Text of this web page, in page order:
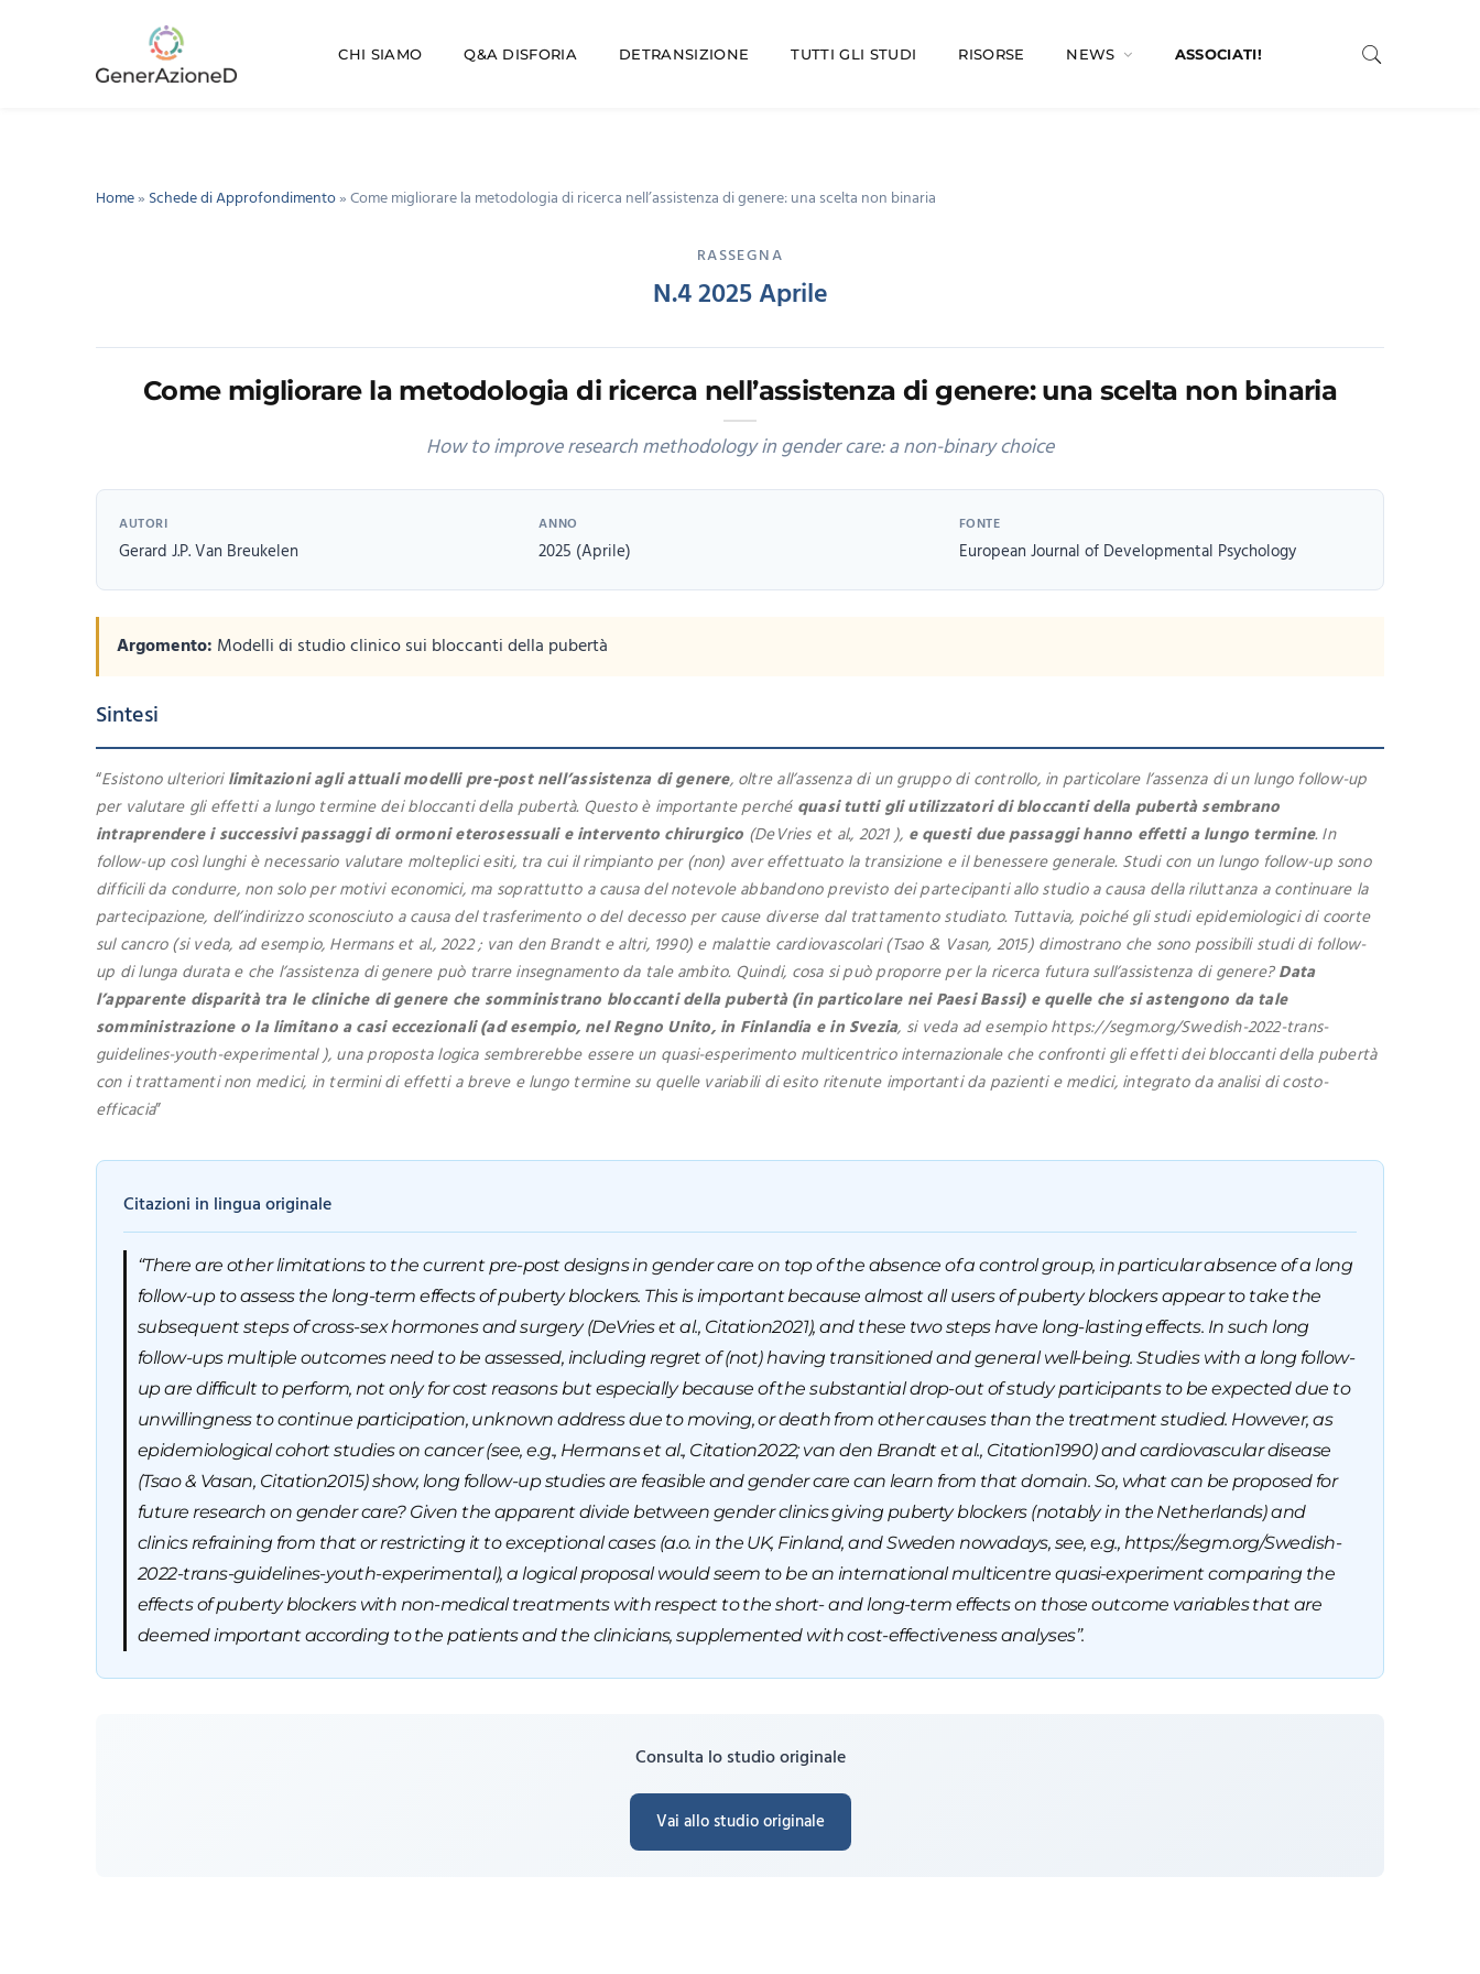
CHI SIAMO Q&A DISFORIA DETRANSIZIONE TUTTI GLI STUDI RISORSE NEWS ASSOCIATI!
Home» Schede di Approfondimento»Come migliorare la metodologia di ricerca nell’assistenza di genere: una scelta non binaria
RASSEGNA
N.4 2025 Aprile
Come migliorare la metodologia di ricerca nell’assistenza di genere: una scelta non binaria
How to improve research methodology in gender care: a non-binary choice
AUTORI
Gerard J.P. Van Breukelen
ANNO
2025 (Aprile)
FONTE
European Journal of Developmental Psychology
Argomento: Modelli di studio clinico sui bloccanti della pubertà
Sintesi
“Esistono ulteriorilimitazioni agli attuali modelli pre-post nell’assistenza di genere, oltre all’assenza di un gruppo di controllo, in particolare l’assenza di un lungo follow-up
per valutare gli effetti a lungo termine dei bloccanti della pubertà. Questo è importante perché quasi tutti gli utilizzatori di bloccanti della pubertà sembrano
intraprendere i successivi passaggi di ormoni eterosessuali e intervento chirurgico (DeVries et al., 2021 ), e questi due passaggi hanno effetti a lungo termine. In
follow-up così lunghi è necessario valutare molteplici esiti, tra cui il rimpianto per (non) aver effettuato la transizione e il benessere generale. Studi con un lungo follow-up sono
difficili da condurre, non solo per motivi economici, ma soprattutto a causa del notevole abbandono previsto dei partecipanti allo studio a causa della riluttanza a continuare la
partecipazione, dell’indirizzo sconosciuto a causa del trasferimento o del decesso per cause diverse dal trattamento studiato. Tuttavia, poiché gli studi epidemiologici di coorte
sul cancro (si veda, ad esempio, Hermans et al., 2022 ; van den Brandt e altri, 1990) e malattie cardiovascolari (Tsao & Vasan, 2015) dimostrano che sono possibili studi di follow-
up di lunga durata e che l’assistenza di genere può trarre insegnamento da tale ambito. Quindi, cosa si può proporre per la ricerca futura sull’assistenza di genere?Data
l’apparente disparità tra le cliniche di genere che somministrano bloccanti della pubertà (in particolare nei Paesi Bassi) e quelle che si astengono da tale
somministrazione o la limitano a casi eccezionali (ad esempio, nel Regno Unito, in Finlandia e in Svezia, si veda ad esempio https://segm.org/Swedish-2022-trans-
guidelines-youth-experimental ), una proposta logica sembrerebbe essere un quasi-esperimento multicentrico internazionale che confronti gli effetti dei bloccanti della pubertà
con i trattamenti non medici, in termini di effetti a breve e lungo termine su quelle variabili di esito ritenute importanti da pazienti e medici, integrato da analisi di costo-
efficacia”
Citazioni in lingua originale
“There are other limitations to the current pre-post designs in gender care on top of the absence of a control group, in particular absence of a long
follow-up to assess the long-term effects of puberty blockers. This is important because almost all users of puberty blockers appear to take the
subsequent steps of cross-sex hormones and surgery (DeVries et al., Citation2021), and these two steps have long-lasting effects. In such long
follow-ups multiple outcomes need to be assessed, including regret of (not) having transitioned and general well-being. Studies with a long follow-
up are difficult to perform, not only for cost reasons but especially because of the substantial drop-out of study participants to be expected due to
unwillingness to continue participation, unknown address due to moving, or death from other causes than the treatment studied. However, as
epidemiological cohort studies on cancer (see, e.g., Hermans et al., Citation2022; van den Brandt et al., Citation1990) and cardiovascular disease
(Tsao & Vasan, Citation2015) show, long follow-up studies are feasible and gender care can learn from that domain. So, what can be proposed for
future research on gender care? Given the apparent divide between gender clinics giving puberty blockers (notably in the Netherlands) and
clinics refraining from that or restricting it to exceptional cases (a.o. in the UK, Finland, and Sweden nowadays, see, e.g., https://segm.org/Swedish-
2022-trans-guidelines-youth-experimental), a logical proposal would seem to be an international multicentre quasi-experiment comparing the
effects of puberty blockers with non-medical treatments with respect to the short- and long-term effects on those outcome variables that are
deemed important according to the patients and the clinicians, supplemented with cost-effectiveness analyses”.
Consulta lo studio originale
Vai allo studio originale